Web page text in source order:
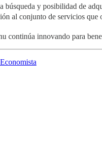
búsqueda y posibilidad de
al conjunto de servicios
continúa innovando para